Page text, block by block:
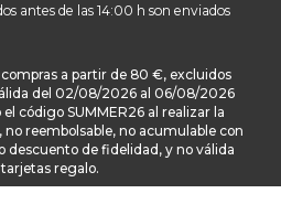
antes de las 14:00 h son enviados
a partir de 80 €, excluidos
del 02/08/2026 al 06/08/2026
código SUMMER26 al realizar la
reembolsable, no acumulable con
descuento de fidelidad, y no válida
regalo.